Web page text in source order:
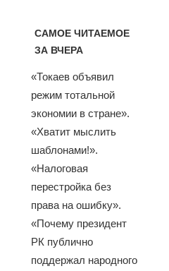
САМОЕ ЧИТАЕМОЕ
ЗА ВЧЕРА
«Токаев объявил
режим тотальной
экономии в стране».
«Хватит мыслить
шаблонами!».
«Налоговая
перестройка без
права на ошибку».
«Почему президент
РК публично
поддержал народного